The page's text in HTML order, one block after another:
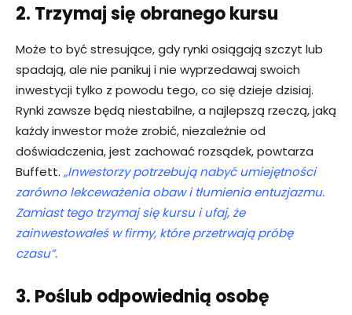
2. Trzymaj się obranego kursu
Może to być stresujące, gdy rynki osiągają szczyt lub
spadają, ale nie panikuj i nie wyprzedawaj swoich
inwestycji tylko z powodu tego, co się dzieje dzisiaj.
Rynki zawsze będą niestabilne, a najlepszą rzeczą, jaką
każdy inwestor może zrobić, niezależnie od
doświadczenia, jest zachować rozsądek, powtarza
Buffett. „Inwestorzy potrzebują nabyć umiejętności
zarówno lekceważenia obaw i tłumienia entuzjazmu.
Zamiast tego trzymaj się kursu i ufaj, że
zainwestowałeś w firmy, które przetrwają próbę
czasu”.
3. Poślub odpowiednią osobę